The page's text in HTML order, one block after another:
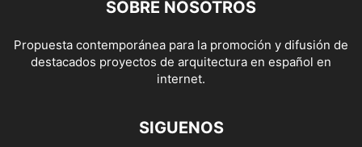
SOBRE NOSOTROS
Propuesta contemporánea para la promoción y difusión de
destacados proyectos de arquitectura en español en
internet.
SIGUENOS